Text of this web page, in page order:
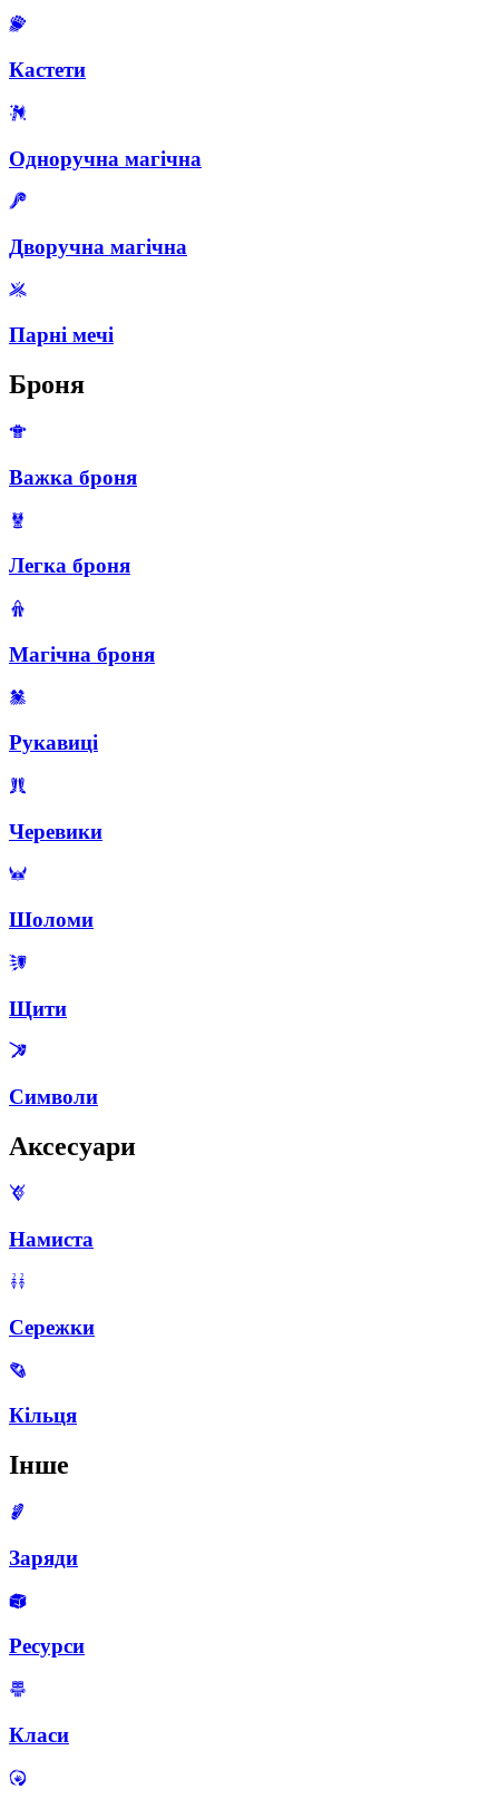
Кастети
Одноручна магічна
Дворучна магічна
Парні мечі
Броня
Важка броня
Легка броня
Магічна броня
Рукавиці
Черевики
Шоломи
Щити
Символи
Аксесуари
Намиста
Сережки
Кільця
Інше
Заряди
Ресурси
Класи